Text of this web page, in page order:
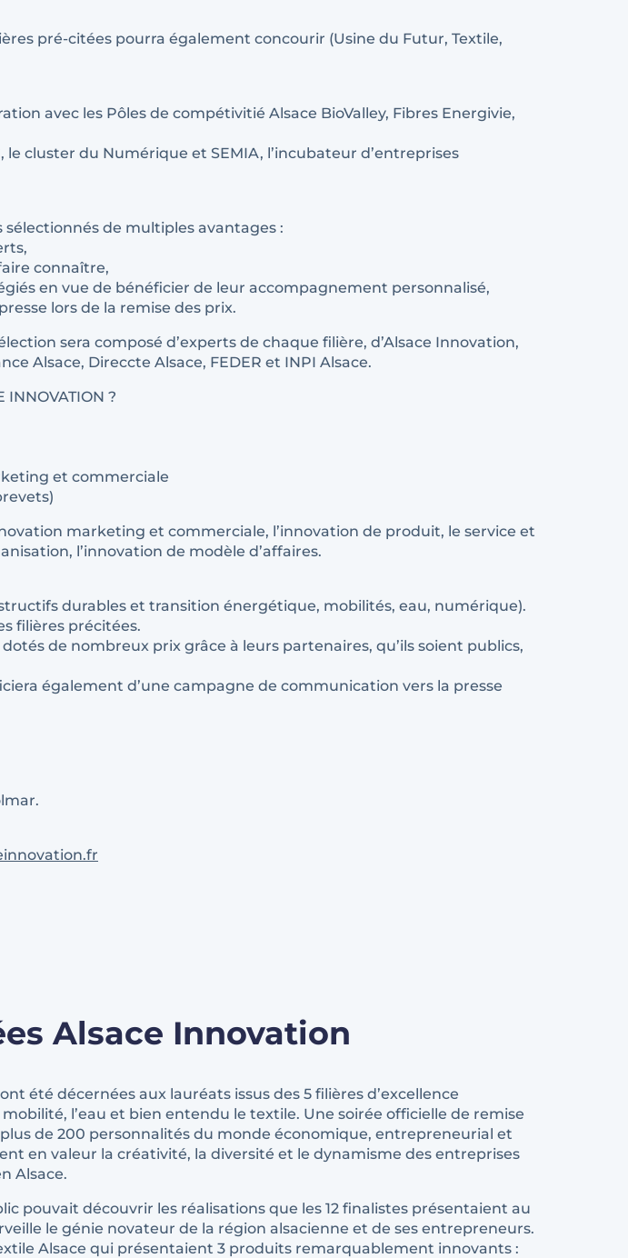
pré-citées pourra également concourir (Usine du Futur, Textile,
avec les Pôles de compétivitié Alsace BioValley, Fibres Energivie,
cluster du Numérique et SEMIA, l’incubateur d’entreprises
de multiples avantages :
connaître,
en vue de bénéficier de leur accompagnement personnalisé,
lors de la remise des prix.
sera composé d’experts de chaque filière, d’Alsace Innovation,
Alsace, Direccte Alsace, FEDER et INPI Alsace.
INNOVATION ?
et commerciale
marketing et commerciale, l’innovation de produit, le service et
l’innovation de modèle d’affaires.
durables et transition énergétique, mobilités, eau, numérique).
filières précitées.
de nombreux prix grâce à leurs partenaires, qu’ils soient publics,
également d’une campagne de communication vers la presse
Alsace Innovation
été décernées aux lauréats issus des 5 filières d’excellence
l’eau et bien entendu le textile. Une soirée officielle de remise
de 200 personnalités du monde économique, entrepreneurial et
en valeur la créativité, la diversité et le dynamisme des entreprises
Alsace.
pouvait découvrir les réalisations que les 12 finalistes présentaient au
le génie novateur de la région alsacienne et de ses entrepreneurs.
Alsace qui présentaient 3 produits remarquablement innovants :